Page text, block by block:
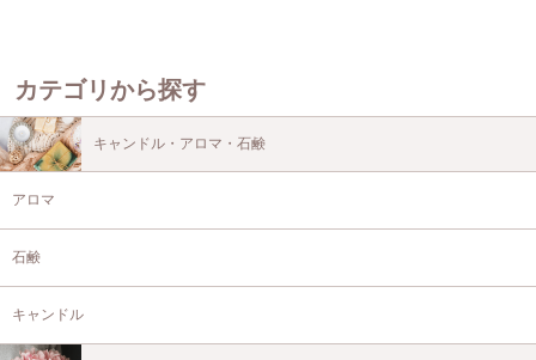
カテゴリから探す
キャンドル・アロマ・石鹸
アロマ
石鹸
キャンドル